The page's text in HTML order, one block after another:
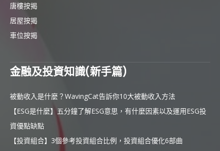
唐樓按揭
居屋按揭
車位按揭
金融及投資知識(新手篇)
被動收入是什麼？WavingCat告訴你10大被動收入方法
【ESG是什麼】五分鐘了解ESG意思，有什麼因素以及運用ESG投
資優點缺點
【投資組合】3個參考投資組合比例，投資組合優化6部曲